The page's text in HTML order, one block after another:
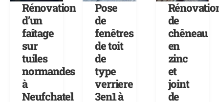
Rénovation
d’un
faîtage
sur
tuiles
normandes
à
Neufchatel
Pose
de
fenêtres
de toit
de
type
verriere
3en1 à
de
chêneau
en
zinc
et
joint
de